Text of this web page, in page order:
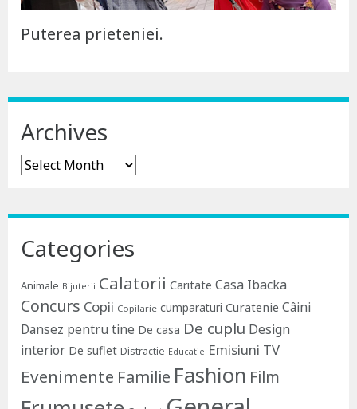
Puterea prieteniei.
Archives
Archives
Categories
Animale Bijuterii Calatorii Caritate Casa Ibacka
Concurs Copii Copilarie cumparaturi Curatenie Câini
Dansez pentru tine De casa De cuplu Design
interior De suflet Distractie Educatie Emisiuni TV
Evenimente Familie Fashion Film